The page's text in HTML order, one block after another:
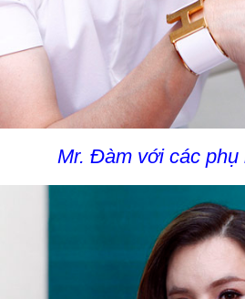
Mr. Đàm với các phụ